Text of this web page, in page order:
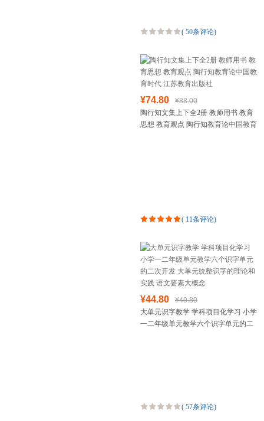
( 50条评论)
¥74.80
¥88.00
陶行知文集上下全2册 教师用书 教育
思想 教育观点 陶行知教育论中国教育
( 11条评论)
¥44.80
¥49.80
大单元识字教学 学科项目化学习 小学
一二年级单元教学六个识字单元的二
( 57条评论)